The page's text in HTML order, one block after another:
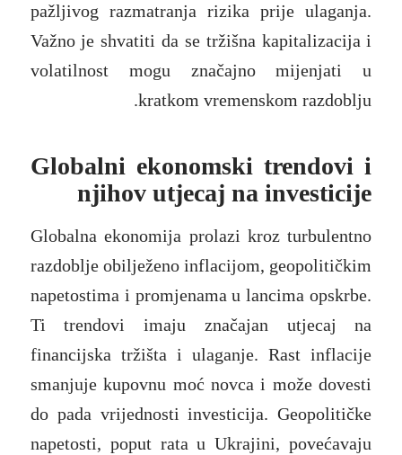
pažljivog razmatranja rizika prije ulaganja.
Važno je shvatiti da se tržišna kapitalizacija i
volatilnost mogu značajno mijenjati u
kratkom vremenskom razdoblju.
Globalni ekonomski trendovi i
njihov utjecaj na investicije
Globalna ekonomija prolazi kroz turbulentno
razdoblje obilježeno inflacijom, geopolitičkim
napetostima i promjenama u lancima opskrbe.
Ti trendovi imaju značajan utjecaj na
financijska tržišta i ulaganje. Rast inflacije
smanjuje kupovnu moć novca i može dovesti
do pada vrijednosti investicija. Geopolitičke
napetosti, poput rata u Ukrajini, povećavaju